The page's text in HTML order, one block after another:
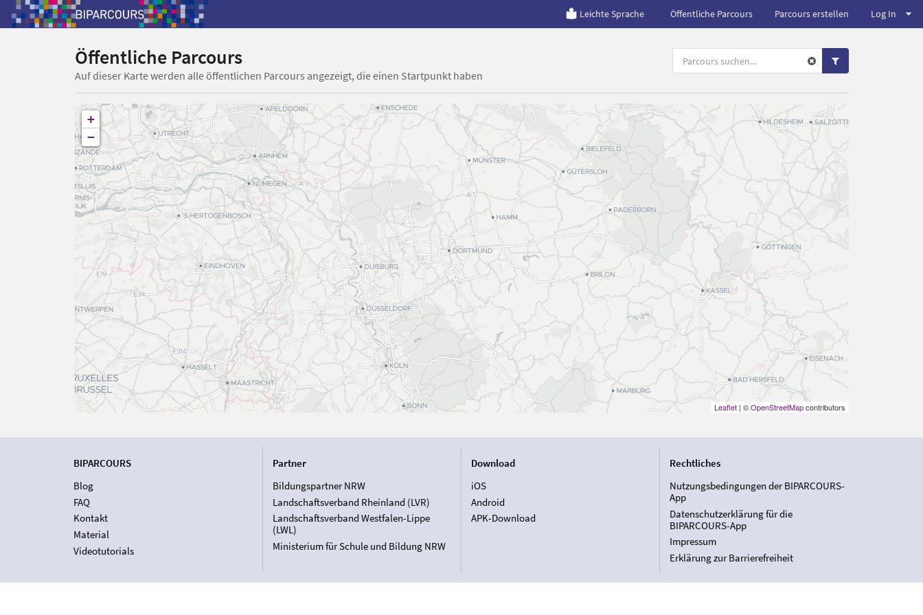
Leichte Sprache Öffentliche Parcours Parcours erstellen Log In
Öffentliche Parcours
Auf dieser Karte werden alle öffentlichen Parcours angezeigt, die einen Startpunkt haben
+
−
Leaflet| ©OpenStreetMapcontributors
BIPARCOURS
Blog
FAQ
Kontakt
Material
Videotutorials
Partner
Bildungspartner NRW
Landschaftsverband Rheinland (LVR)
Landschaftsverband Westfalen-Lippe
(LWL)
Ministerium für Schule und Bildung NRW
Download
iOS
Android
APK-Download
Rechtliches
Nutzungsbedingungen der BIPARCOURS-
App
Datenschutzerklärung für die
BIPARCOURS-App
Impressum
Erklärung zur Barrierefreiheit